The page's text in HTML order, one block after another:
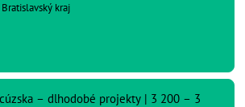
kraj
– dlhodobé projekty | 3 200 – 3